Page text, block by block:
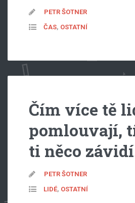
PETR ŠOTNER
ČAS, OSTATNÍ
Čím více tě
pomlouvají,
ti něco
PETR ŠOTNER
LIDÉ, OSTATNÍ